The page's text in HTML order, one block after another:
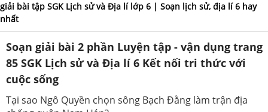
giải bài tập SGK Lịch sử và Địa lí lớp 6 | Soạn lịch sử, địa lí 6 hay
nhất
Soạn giải bài 2 phần Luyện tập - vận dụng trang
85 SGK Lịch sử và Địa lí 6 Kết nối tri thức với
cuộc sống
Tại sao Ngô Quyền chọn sông Bạch Đằng làm trận địa